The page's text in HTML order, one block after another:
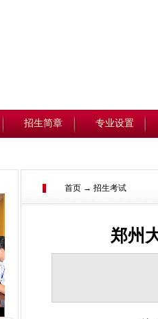
招生简章 专业设置
首页 → 招生考试
郑州